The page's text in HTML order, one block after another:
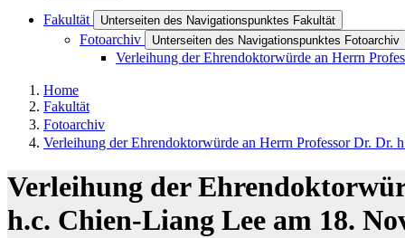
Fakultät Unterseiten des Navigationspunktes Fakultät
Fotoarchiv Unterseiten des Navigationspunktes Fotoarchiv
Verleihung der Ehrendoktorwürde an Herrn
Home
Fakultät
Fotoarchiv
Verleihung der Ehrendoktorwürde an Herrn Professor Dr. Dr.
Verleihung der
h.c. Chien-Liang Lee am 18.